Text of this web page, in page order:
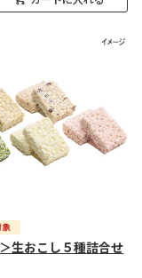
生おこし５種詰合せ